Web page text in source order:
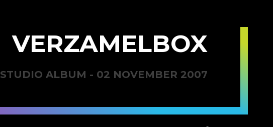
VERZAMELBOX
STUDIO ALBUM - 02 NOVEMBER 2007